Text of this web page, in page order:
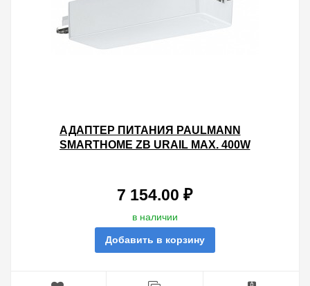
АДАПТЕР ПИТАНИЯ PAULMANN
SMARTHOME ZB URAIL MAX. 400W
7 154.00 ₽
в наличии
Добавить в корзину